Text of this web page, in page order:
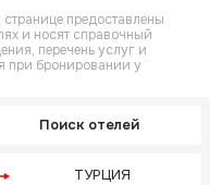
предоставлены
и носят справочный
перечень услуг и
при бронировании у
Поиск отелей
ТУРЦИЯ